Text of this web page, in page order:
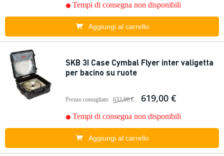
Tempi di consegna non disponibili
Aggiungi al carrello
SKB 3I Case Cymbal Flyer inter valigetta
per bacino su ruote
Prezzo consigliato 632,00 € 619,00 €
Tempi di consegna non disponibili
Aggiungi al carrello